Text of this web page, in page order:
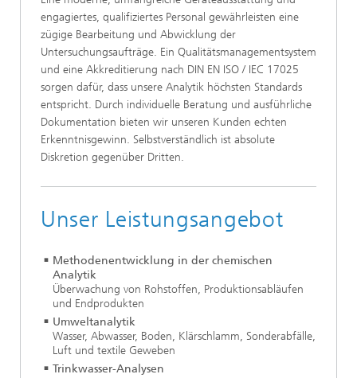
engagiertes, qualifiziertes Personal gewährleisten eine
zügige Bearbeitung und Abwicklung der
Untersuchungsaufträge. Ein Qualitätsmanagementsystem
und eine Akkreditierung nach DIN EN ISO / IEC 17025
sorgen dafür, dass unsere Analytik höchsten Standards
entspricht. Durch individuelle Beratung und ausführliche
Dokumentation bieten wir unseren Kunden echten
Erkenntnisgewinn. Selbstverständlich ist absolute
Diskretion gegenüber Dritten.
Unser Leistungsangebot
Methodenentwicklung in der chemischen
Analytik
Überwachung von Rohstoffen, Produktionsabläufen
und Endprodukten
Umweltanalytik
Wasser, Abwasser, Boden, Klärschlamm, Sonderabfälle,
Luft und textile Geweben
Trinkwasser-Analysen